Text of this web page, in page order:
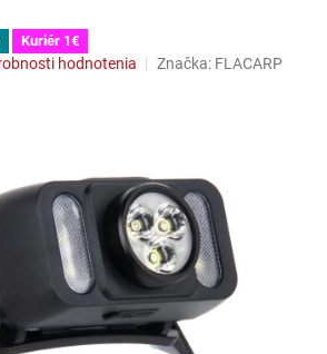
Kuriér 1€
produktu je 0,0 z 5 hviezdičiek.
hodnotenia Značka: FLACARP